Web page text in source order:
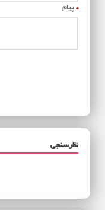
* پیام
نظرسنجی